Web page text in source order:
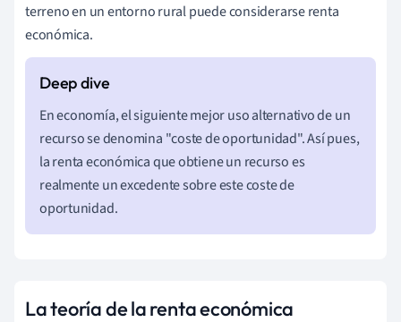
terreno en un entorno rural puede considerarse renta
económica.
En economía, el siguiente mejor uso alternativo de un
recurso se denomina "coste de oportunidad". Así pues,
la renta económica que obtiene un recurso es
realmente un excedente sobre este coste de
oportunidad.
La teoría de la renta económica